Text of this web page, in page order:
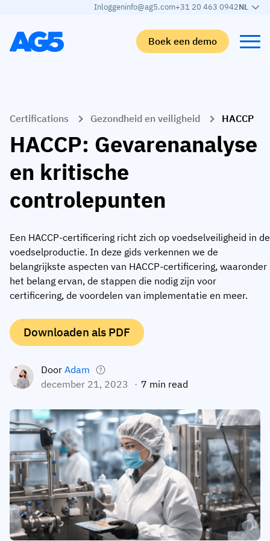
Inloggeninfo@ag5.com+31 20 463 0942NL
Boek een demo
Skills matrix
Skills matrix
Skills-bibliotheek
Competentiebeheer
Personeel
Medewerkersprofiel
Certificaten & licenties
Opleidingsvereisten
Inzetbaarheid van het personeel
Audit trails
Insights
Bekijk
nu
Per branche
Auto-industrie
Voedingsmiddelen sector
Logistiek
Bekijk alle branches
Per rol
Operationeel manager
Auditor
Automotive
Adient
Rogers
KLM Cargo
Base Logistics
Intersnack
Syngenta
Chemisch
Lenzing
Ashland
Verpakking
Canpack
Leren
AG5 blog
White papers
Partner programma
Ondersteuning
Klantsucces
AG5-status
Over ons
Neem contact op
Certifications Gezondheid en veiligheid HACCP
HACCP: Gevarenanalyse
en kritische
controlepunten
Een HACCP-certificering richt zich op voedselveiligheid in de
voedselproductie. In deze gids verkennen we de
belangrijkste aspecten van HACCP-certificering, waaronder
het belang ervan, de stappen die nodig zijn voor
certificering, de voordelen van implementatie en meer.
Downloaden als PDF
Door Adam
december 21, 2023
7 min read